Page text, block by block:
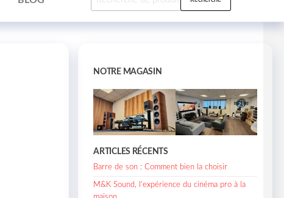
NOTRE MAGASIN
ARTICLES RÉCENTS
Barre de son : Comment bien la choisir
M&K Sound, l’expérience du cinéma pro à la